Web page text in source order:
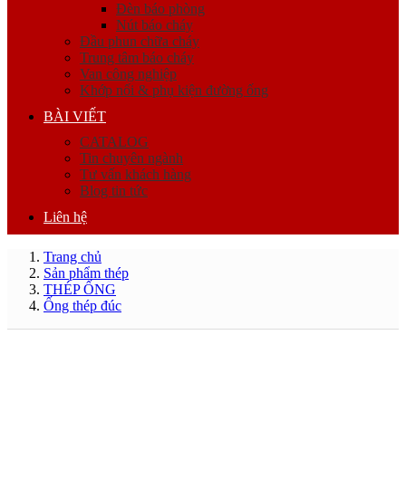
Đèn báo phòng
Nút báo cháy
Đầu phun chữa cháy
Trung tâm báo cháy
Van công nghiệp
Khớp nối & phụ kiện đường ống
BÀI VIẾT
CATALOG
Tin chuyên ngành
Tư vấn khách hàng
Blog tin tức
Liên hệ
Trang chủ
Sản phẩm thép
THÉP ỐNG
Ống thép đúc